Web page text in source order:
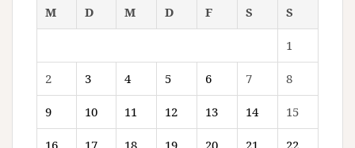
M
D M D F S S
1
2 3 4 5 6 7 8
9 10 11 12 13 14 15